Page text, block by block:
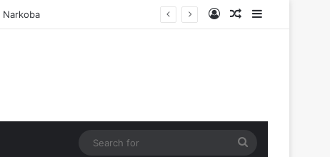
Log InRandom Article
Sidebar